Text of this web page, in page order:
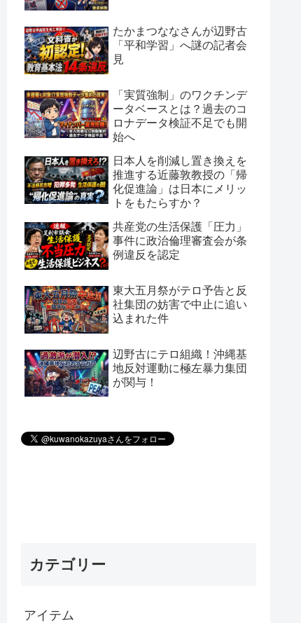
たかまつななさんが辺野古
「平和学習」へ謎の記者会
見
「実質強制」のワクチンデ
ータベースとは？過去のコ
ロナデータ検証不足でも開
始へ
日本人を削減し置き換えを
推進する近藤敦教授の「帰
化促進論」は日本にメリッ
トをもたらすか？
共産党の生活保護「圧力」
事件に政治倫理審査会が条
例違反を認定
東大五月祭がテロ予告と反
社集団の妨害で中止に追い
込まれた件
辺野古にテロ組織！沖縄基
地反対運動に極左暴力集団
が関与！
カテゴリー
アイテム